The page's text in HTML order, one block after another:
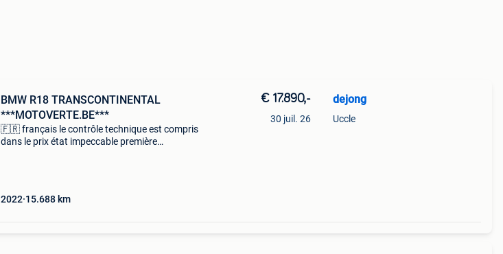
BMW R18 TRANSCONTINENTAL
***MOTOVERTE.BE***
🇫🇷 français le contrôle technique est compris
dans le prix état impeccable première
2022 15.688 km
€ 17.890,-
30 juil. 26
dejong
Uccle